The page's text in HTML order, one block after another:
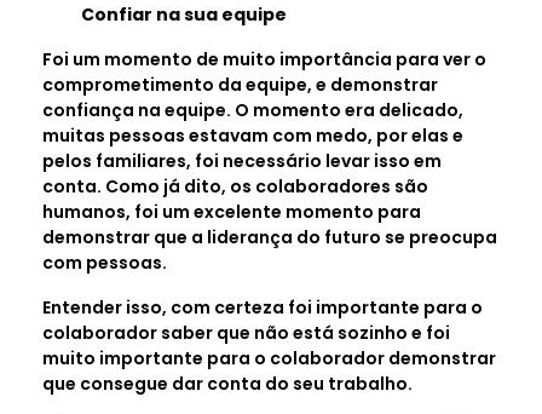
Confiar na sua equipe
Foi um momento de muito importância para ver o
comprometimento da equipe, e demonstrar
confiança na equipe. O momento era delicado,
muitas pessoas estavam com medo, por elas e
pelos familiares, foi necessário levar isso em
conta. Como já dito, os colaboradores são
humanos, foi um excelente momento para
demonstrar que a liderança do futuro se preocupa
com pessoas.
Entender isso, com certeza foi importante para o
colaborador saber que não está sozinho e foi
muito importante para o colaborador demonstrar
que consegue dar conta do seu trabalho.